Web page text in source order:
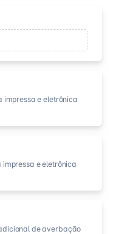
impressa e eletrônica
impressa e eletrônica
de averbação